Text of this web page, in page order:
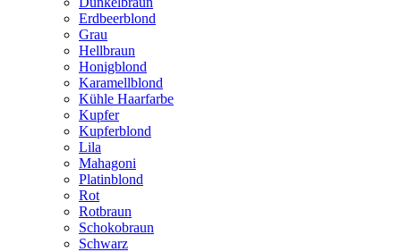
Erdbeerblond
Grau
Hellbraun
Honigblond
Karamellblond
Kühle Haarfarbe
Kupfer
Kupferblond
Lila
Mahagoni
Platinblond
Rot
Rotbraun
Schokobraun
Schwarz